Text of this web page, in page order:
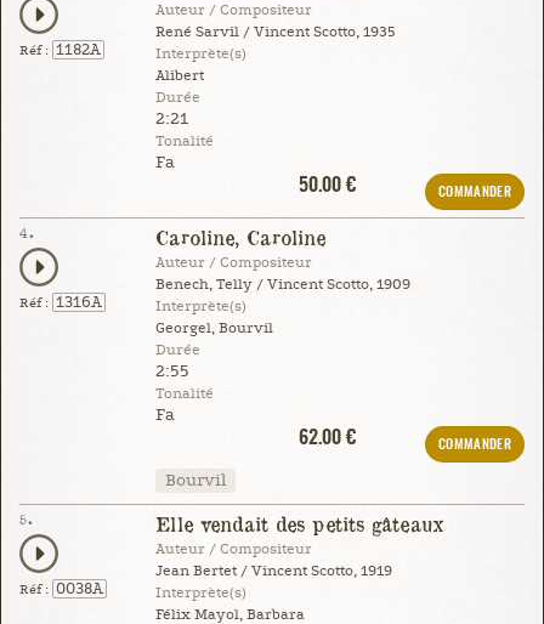
Réf : 1182A
Auteur / Compositeur
René Sarvil / Vincent Scotto, 1935
Interprète(s)
Alibert
Durée
2:21
Tonalité
Fa
50.00 €
COMMANDER
4.
Réf : 1316A
Caroline, Caroline
Auteur / Compositeur
Benech, Telly / Vincent Scotto, 1909
Interprète(s)
Georgel, Bourvil
Durée
2:55
Tonalité
Fa
62.00 €
COMMANDER
Bourvil
5.
Réf : 0038A
Elle vendait des petits gâteaux
Auteur / Compositeur
Jean Bertet / Vincent Scotto, 1919
Interprète(s)
Félix Mayol, Barbara